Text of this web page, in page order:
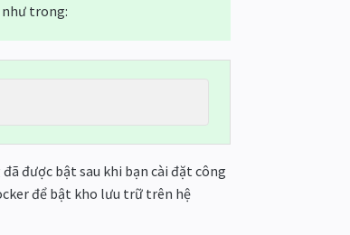
trong:
được bật sau khi bạn cài đặt công
để bật kho lưu trữ trên hệ